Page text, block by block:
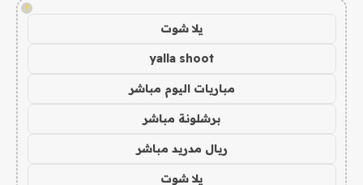
!
يلا شوت
yalla shoot
مباريات اليوم مباشر
برشلونة مباشر
ريال مدريد مباشر
يلا شوت